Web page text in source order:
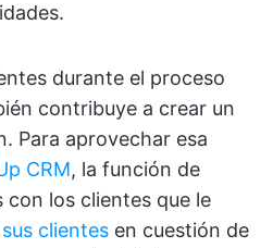
durante el proceso
contribuye a crear un
Para aprovechar esa
CRM, la función de
con los clientes que le
clientes en cuestión de